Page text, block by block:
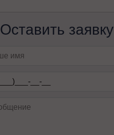
Оставить заявку